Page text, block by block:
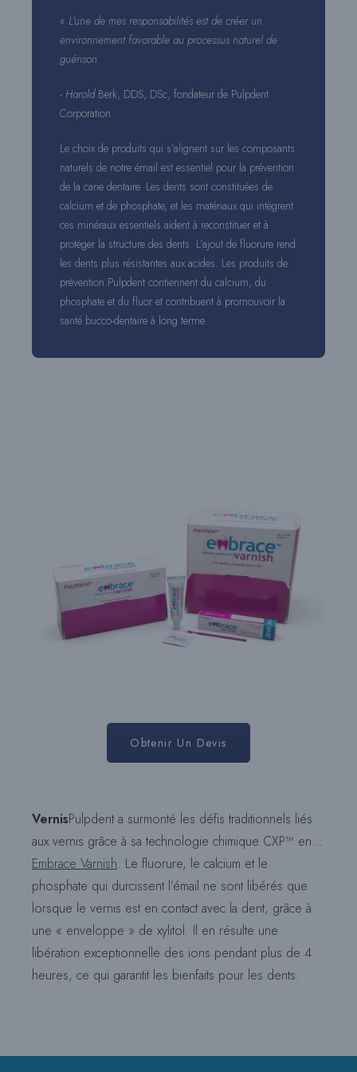
« L’une de mes responsabilités est de créer un
environnement favorable au processus naturel de
guérison.
- Harold Berk, DDS, DSc, fondateur de Pulpdent
Corporation
Le choix de produits qui s’alignent sur les composants
naturels de notre émail est essentiel pour la prévention
de la carie dentaire. Les dents sont constituées de
calcium et de phosphate, et les matériaux qui intègrent
ces minéraux essentiels aident à reconstituer et à
protéger la structure des dents. L’ajout de fluorure rend
les dents plus résistantes aux acides. Les produits de
prévention Pulpdent contiennent du calcium, du
phosphate et du fluor et contribuent à promouvoir la
santé bucco-dentaire à long terme.
Obtenir Un Devis
VernisPulpdent a surmonté les défis traditionnels liés
aux vernis grâce à sa technologie chimique CXP™ en…
Embrace Varnish. Le fluorure, le calcium et le
phosphate qui durcissent l’émail ne sont libérés que
lorsque le vernis est en contact avec la dent, grâce à
une « enveloppe » de xylitol. Il en résulte une
libération exceptionnelle des ions pendant plus de 4
heures, ce qui garantit les bienfaits pour les dents.